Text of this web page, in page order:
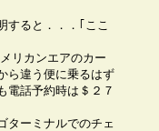
すると．．．｢ここ
リカンエアのカー
ら違う便に乗るはず
電話予約時は＄２７
ターミナルでのチェ